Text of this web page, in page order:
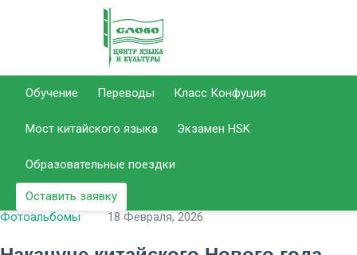
Позвонить
образования
+7 (8452) 51-
переводов
+7 (8452) 50-
Обучение Переводы Класс Конфуция
Мост китайского языка Экзамен HSK
Образовательные поездки
Оставить заявку
Фотоальбомы
18 Февраля, 2026